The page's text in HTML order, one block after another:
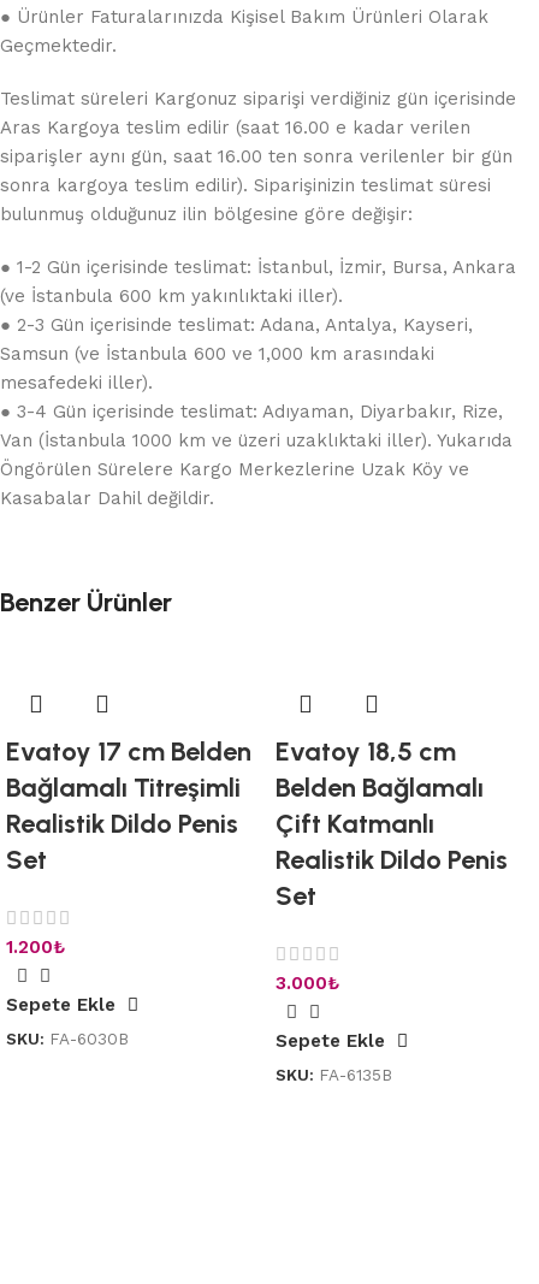
● Ürünler Faturalarınızda Kişisel Bakım Ürünleri Olarak
Geçmektedir.
Teslimat süreleri Kargonuz siparişi verdiğiniz gün içerisinde
Aras Kargoya teslim edilir (saat 16.00 e kadar verilen
siparişler aynı gün, saat 16.00 ten sonra verilenler bir gün
sonra kargoya teslim edilir). Siparişinizin teslimat süresi
bulunmuş olduğunuz ilin bölgesine göre değişir:
● 1-2 Gün içerisinde teslimat: İstanbul, İzmir, Bursa, Ankara
(ve İstanbula 600 km yakınlıktaki iller).
● 2-3 Gün içerisinde teslimat: Adana, Antalya, Kayseri,
Samsun (ve İstanbula 600 ve 1,000 km arasındaki
mesafedeki iller).
● 3-4 Gün içerisinde teslimat: Adıyaman, Diyarbakır, Rize,
Van (İstanbula 1000 km ve üzeri uzaklıktaki iller). Yukarıda
Öngörülen Sürelere Kargo Merkezlerine Uzak Köy ve
Kasabalar Dahil değildir.
Benzer Ürünler
Evatoy 17 cm Belden
Bağlamalı Titreşimli
Realistik Dildo Penis
Set
1.200₺
Sepete Ekle
SKU: FA-6030B
Evatoy 18,5 cm
Belden Bağlamalı
Çift Katmanlı
Realistik Dildo Penis
Set
3.000₺
Sepete Ekle
SKU: FA-6135B